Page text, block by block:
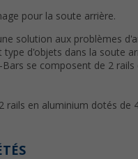
pour la soute arrière.
solution aux problèmes
type d'objets dans la soute
Bars se composent de 2
2 rails en aluminium dotés de